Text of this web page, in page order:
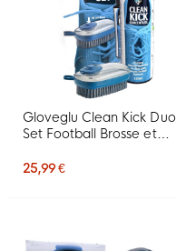
Gloveglu Clean Kick Duo
Set Football Brosse et
25,99 €